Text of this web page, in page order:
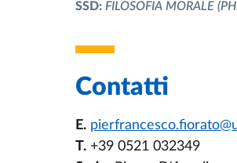
SSD: FILOSOFIA MORALE
Contatti
E.
T. +39 0521 032349